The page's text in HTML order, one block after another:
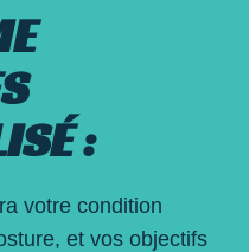
:
votre condition
et vos objectifs